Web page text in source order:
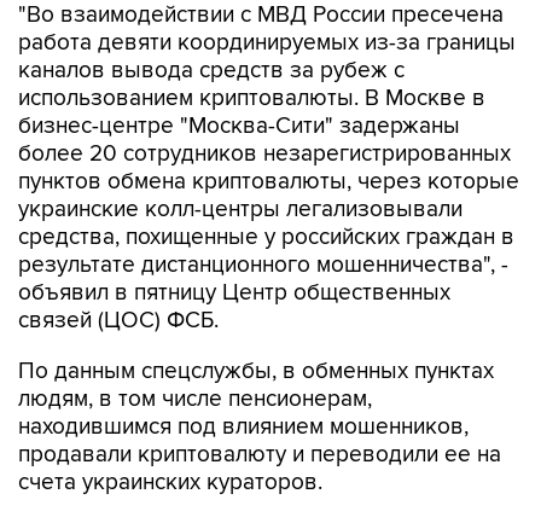
"Во взаимодействии с МВД России пресечена
работа девяти координируемых из-за границы
каналов вывода средств за рубеж с
использованием криптовалюты. В Москве в
бизнес-центре "Москва-Сити" задержаны
более 20 сотрудников незарегистрированных
пунктов обмена криптовалюты, через которые
украинские колл-центры легализовывали
средства, похищенные у российских граждан в
результате дистанционного мошенничества", -
объявил в пятницу Центр общественных
связей (ЦОС) ФСБ.
По данным спецслужбы, в обменных пунктах
людям, в том числе пенсионерам,
находившимся под влиянием мошенников,
продавали криптовалюту и переводили ее на
счета украинских кураторов.